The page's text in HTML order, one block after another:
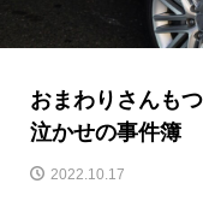
おまわりさんも
泣かせの事件簿
2022.10.17